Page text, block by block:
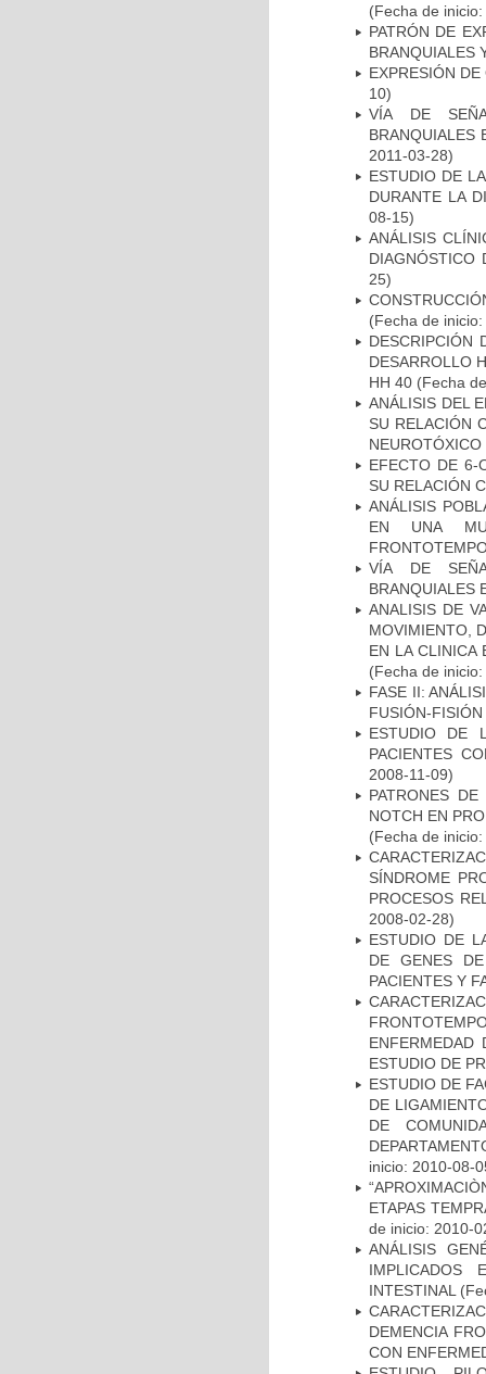
(Fecha de
PATRÓN DE
BRANQUIALES
EXPRESIÓN
10)
VÍA DE
BRANQUIALES
2011-03-28)
ESTUDIO DE
DURANTE LA
08-15)
ANÁLISIS
DIAGNÓSTICO
25)
(Fecha de
DESCRIPCIÓN
DESARROLLO
HH 40 (Fecha
ANÁLISIS DEL
SU RELACIÓN
NEUROTÓXICO
EFECTO DE 6-
SU RELACIÓN
ANÁLISIS
EN UNA
VÍA DE
BRANQUIALES
ANALISIS DE
MOVIMIENTO,
EN LA CLINICA
(Fecha de
FASE II:
FUSIÓN-
ESTUDIO DE
PACIENTES
2008-11-09)
PATRONES
NOTCH EN
(Fecha de
SÍNDROME
PROCESOS
2008-02-28)
ESTUDIO DE
DE GENES
PACIENTES Y
ENFERMEDAD
ESTUDIO DE
ESTUDIO DE
DE
DE
inicio: 2010-08-
ETAPAS
de inicio: 2010-
ANÁLISIS
IMPLICADOS
INTESTINAL
DEMENCIA
CON